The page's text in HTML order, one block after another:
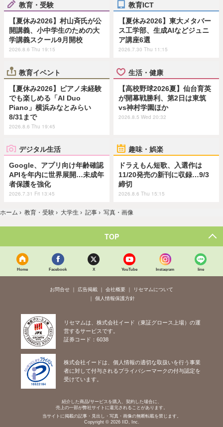
教育・受験
【夏休み2026】村山斉氏が公
開講義、小中学生のための大
学講義スクール9月開校
2026.8.6 Thu 19:15
教育ICT
【夏休み2026】東大メタバー
ス工学部、生成AIなどジュニ
ア講座6選
2026.7.30 Thu 11:15
教育イベント
【夏休み2026】ピアノ未経験
でも楽しめる「AI Duo
Piano」横浜みなとみらい
8/31まで
2026.8.6 Thu 19:45
生活・健康
【高校野球2026夏】仙台育英
が開幕戦勝利、第2日は東筑
vs神村学園ほか
2026.8.5 Wed 20:32
デジタル生活
Google、アプリ向け年齢確認
APIを年内に世界展開…未成年
者保護を強化
2026.7.31 Fri 13:45
趣味・娯楽
ドラえもん短歌、入選作は
11/20発売の新刊に収録…9/3
締切
2026.8.6 Thu 15:15
ホーム › 教育・受験 › 大学生 › 記事 › 写真・画像
TOP
Home Facebook X YouTube Instagram line
お問合せ 広告掲載 会社概要
リセマムについて
個人情報保護方針
リセマムは、株式会社イード（東証グロース上場）の運
営するサービスです。
証券コード：6038
株式会社イードは、個人情報の適切な取扱いを行う事業
者に対して付与されるプライバシーマークの付与認定を
受けています。
紹介した商品/サービスを購入、契約した場合に、
売上の一部が弊社サイトに還元されることがあります。
当サイトに掲載の記事・見出し・写真・画像の無断転載を禁じます。
Copyright © 2026 IID, Inc.